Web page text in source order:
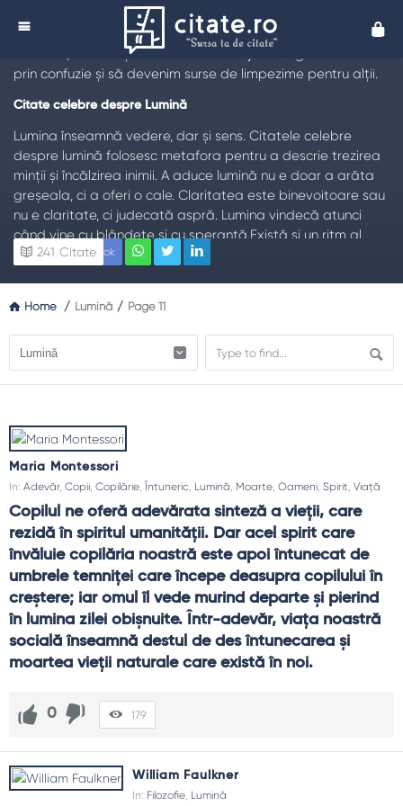
Citate despre Lumină
TL;DR:
Citate celebre despre lumină vorbesc despre
claritate, adevăr și orientare. Ele ne ajută să găsim drumul
prin confuzie și să devenim surse de limpezime pentru alții.
Citate celebre despre Lumină
Lumina înseamnă vedere, dar și sens. Citatele celebre
despre lumină folosesc metafora pentru a descrie trezirea
minții și încălzirea inimii. A aduce lumină nu e doar a arăta
greșeala, ci a oferi o cale. Claritatea este binevoitoare sau
nu e claritate, ci judecată aspră. Lumina vindecă atunci
când vine cu blândețe și cu speranță.Există și un ritm al
luminii: răsar idei după perioade de întuneric creativ. Când
bunătate, o explicație simplă, o fereastră deschisă spre
dialog.
despre lumină oferă un vocabular al limpezimii care nu
umilește, ci construiește. Adevărul spus cu dragoste
strălucește fără orbire.Lumina nu exclude umbrele. Le
recunoaște și le integrează într-o poveste mai mare
despre vindecare și învățare.
Teme frecvente
Adevăr: lumina care nu arde.
Îndrumare: felinare pe drum lung.
Transparență: încredere în relații.
Educație: deschidere de ochi și minți.
Speranță: luminițe în furtună.
Explică pe scurt, fără jargon.
Caută o perspectivă diferită înainte de concluzie.
Aprinde o lumină mică zilnic: un gest, un cuvânt bun.
Facebook
241 Citate
Home / Lumină / Page 11
Maria Montessori
In: Adevăr, Copii Copilărie Întuneric Lumină Moarte Oameni Spirit Viață
Copilul ne oferă adevărata sinteză a vieţii, care
rezidă în spiritul umanităţii. Dar acel spirit care
învăluie copilăria noastră este apoi întunecat de
umbrele temniţei care începe deasupra copilului în
creştere; iar omul îl vede murind departe şi pierind
în lumina zilei obişnuite. Într-adevăr, viaţa noastră
socială înseamnă destul de des întunecarea şi
moartea vieţii naturale care există în noi.
0 179
William Faulkner
In: Filozofie Lumină